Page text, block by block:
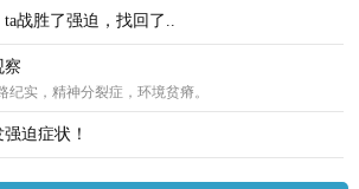
战胜了强迫，找回了..
察
实，精神分裂症，环境贫瘠。
迫症状！